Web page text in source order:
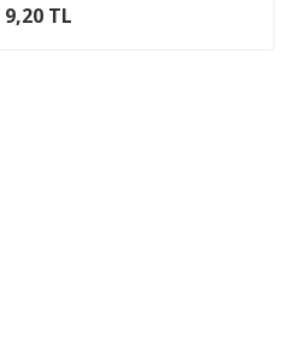
9,20 TL